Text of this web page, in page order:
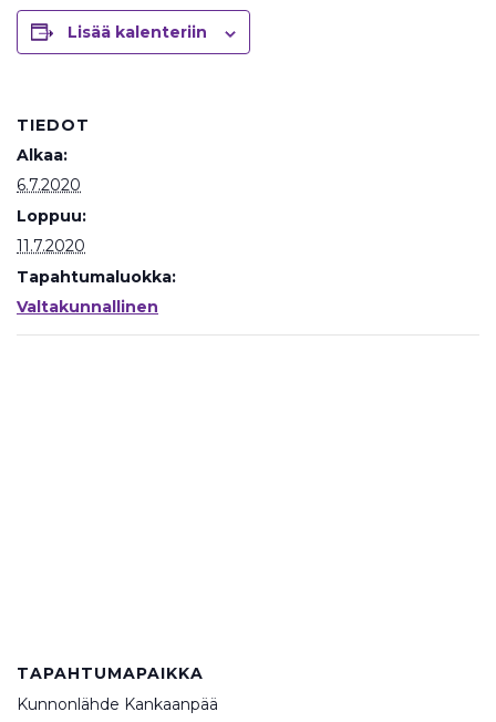
Lisää kalenteriin
TIEDOT
Alkaa:
6.7.2020
Loppuu:
11.7.2020
Tapahtumaluokka:
Valtakunnallinen
TAPAHTUMAPAIKKA
Kunnonlähde Kankaanpää